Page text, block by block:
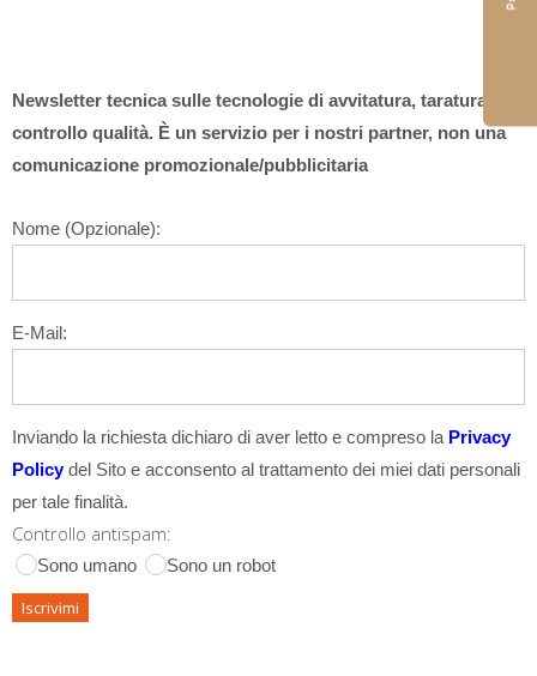
Newsletter tecnica sulle tecnologie di avvitatura, taratura,
controllo qualità. È un servizio per i nostri partner, non una
comunicazione promozionale/pubblicitaria
Nome (Opzionale):
E-Mail:
Inviando la richiesta dichiaro di aver letto e compreso la Privacy
Policydel Sito e acconsento al trattamento dei miei dati personali
per tale finalità.
Controllo antispam:
Sono umano Sono un robot